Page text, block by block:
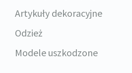
Artykuły dekoracyjne
Odzież
Modele uszkodzone